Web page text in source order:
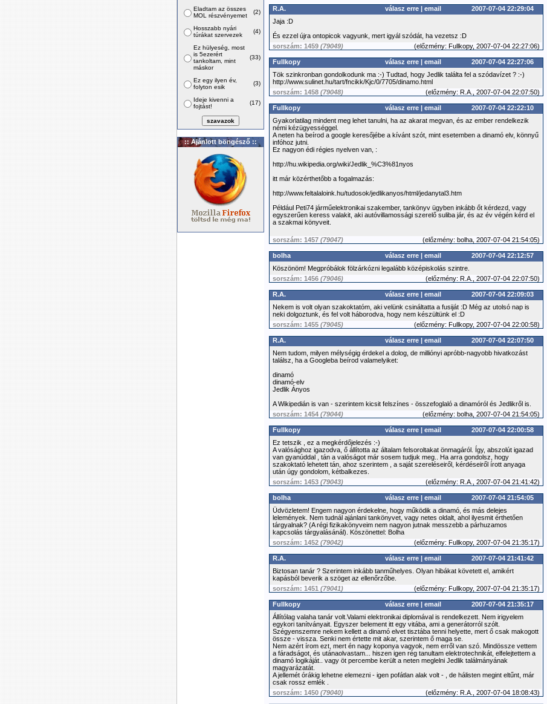
Eladtam az összes
MOL részvényemet
(2)
Hosszabb nyári
túrákat szervezek
(4)
Ez hülyeség, most
is 5ezerért
tankoltam, mint
máskor
(33)
Ez egy ilyen év,
folyton esik
(3)
Ideje kivenni a
fojtást!
(17)
:: Ajánlott böngésző ::
R.A. válasz erre | email
2007-07-04 22:29:04
Jaja :D
És ezzel újra ontopicok vagyunk, mert igyál szódát, ha vezetsz :D
sorszám: 1459 (79049) (előzmény: Fullkopy, 2007-07-04 22:27:06)
Fullkopy válasz erre | email
2007-07-04 22:27:06
Tök szinkronban gondolkodunk ma :-) Tudtad, hogy Jedlik találta fel a szódavízet ? :-)
http://www.sulinet.hu/tart/fncikk/Kjc/0/7705/dinamo.html
sorszám: 1458 (79048) (előzmény: R.A., 2007-07-04 22:07:50)
Fullkopy válasz erre | email
2007-07-04 22:22:10
Gyakorlatilag mindent meg lehet tanulni, ha az akarat megvan, és az ember rendelkezik
némi kézügyességgel.
A neten ha beírod a google keresőjébe a kívánt szót, mint esetemben a dinamó elv, könnyű
infóhoz jutni.
Ez nagyon édi régies nyelven van, :
http://hu.wikipedia.org/wiki/Jedlik_%C3%81nyos
itt már közérthetőbb a fogalmazás:
http://www.feltalaloink.hu/tudosok/jedlikanyos/html/jedanytal3.htm
Például Peti74 járműelektronikai szakember, tankönyv ügyben inkább őt kérdezd, vagy
egyszerűen keress valakit, aki autóvillamossági szerelő suliba jár, és az év végén kérd el
a szakmai könyveit.
sorszám: 1457 (79047) (előzmény: bolha, 2007-07-04 21:54:05)
bolha válasz erre | email
2007-07-04 22:12:57
Köszönöm! Megpróbálok fölzárkózni legalább középiskolás szintre.
sorszám: 1456 (79046) (előzmény: R.A., 2007-07-04 22:07:50)
R.A. válasz erre | email
2007-07-04 22:09:03
Nekem is volt olyan szakoktatóm, aki velünk csináltatta a fusiját :D Még az utolsó nap is
neki dolgoztunk, és fel volt háborodva, hogy nem készültünk el :D
sorszám: 1455 (79045) (előzmény: Fullkopy, 2007-07-04 22:00:58)
R.A. válasz erre | email
2007-07-04 22:07:50
Nem tudom, milyen mélységig érdekel a dolog, de milliónyi apróbb-nagyobb hivatkozást
találsz, ha a Googleba beírod valamelyiket:
dinamó
dinamó-elv
Jedlik Ányos
A Wikipedián is van - szerintem kicsit felszínes - összefoglaló a dinamóról és Jedlikről is.
sorszám: 1454 (79044) (előzmény: bolha, 2007-07-04 21:54:05)
Fullkopy válasz erre | email
2007-07-04 22:00:58
Ez tetszik , ez a megkérdőjelezés :-)
A valósághoz igazodva, ő állította az általam felsoroltakat önmagáról. Így, abszolút igazad
van gyanúddal , tán a valóságot már sosem tudjuk meg.. Ha arra gondolsz, hogy
szakoktató lehetett tán, ahoz szerintem , a saját szereléseiről, kérdéseiről írott anyaga
után úgy gondolom, kétbalkezes.
sorszám: 1453 (79043) (előzmény: R.A., 2007-07-04 21:41:42)
bolha válasz erre | email
2007-07-04 21:54:05
Üdvözletem! Engem nagyon érdekelne, hogy működik a dinamó, és más delejes
lelemények. Nem tudnál ajánlani tankönyvet, vagy netes oldalt, ahol ilyesmit érthetően
tárgyalnak? (A régi fizikakönyveim nem nagyon jutnak messzebb a párhuzamos
kapcsolás tárgyalásánál). Köszönettel: Bolha
sorszám: 1452 (79042) (előzmény: Fullkopy, 2007-07-04 21:35:17)
R.A. válasz erre | email
2007-07-04 21:41:42
Biztosan tanár ? Szerintem inkább tanműhelyes. Olyan hibákat követett el, amikért
kapásból beverik a szöget az ellenőrzőbe.
sorszám: 1451 (79041) (előzmény: Fullkopy, 2007-07-04 21:35:17)
Fullkopy válasz erre | email
2007-07-04 21:35:17
Állítólag valaha tanár volt.Valami elektronikai diplomával is rendelkezett. Nem irigyelem
egykori tanítványait. Egyszer belement itt egy vitába, ami a generátorról szólt.
Szégyenszemre nekem kellett a dinamó elvet tisztába tenni helyette, mert ő csak makogott
össze - vissza. Senki nem értette mit akar, szerintem ő maga se.
Nem azért írom ezt, mert én nagy koponya vagyok, nem erről van szó. Mindössze vettem
a fáradságot, és utánaolvastam... hiszen igen rég tanultam elektrotechnikát, elfelejtettem a
dinamó logikáját.. vagy öt percembe került a neten meglelni Jedlik találmányának
magyarázatát.
A jellemét órákig lehetne elemezni - igen pofátlan alak volt - , de hálisten megint eltűnt, már
csak rossz emlék .
sorszám: 1450 (79040) (előzmény: R.A., 2007-07-04 18:08:43)